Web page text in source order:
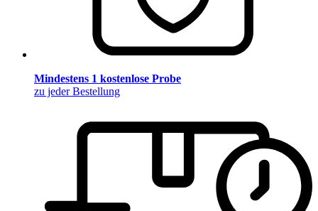
Mindestens 1 kostenlose Probe
zu jeder Bestellung